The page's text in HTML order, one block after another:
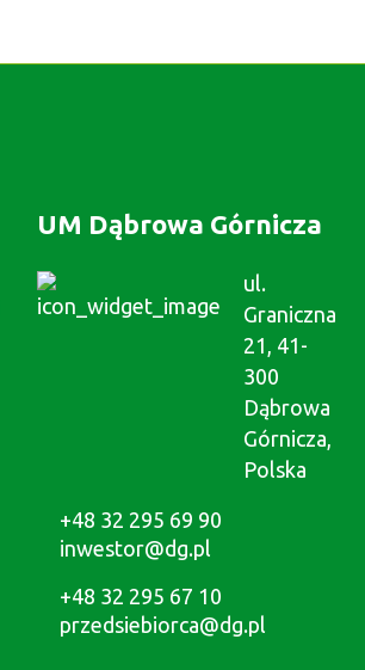
UM Dąbrowa Górnicza
ul.
Graniczna
21, 41-
300
Dąbrowa
Górnicza,
Polska
+48 32 295 69 90
inwestor@dg.pl
+48 32 295 67 10
przedsiebiorca@dg.pl